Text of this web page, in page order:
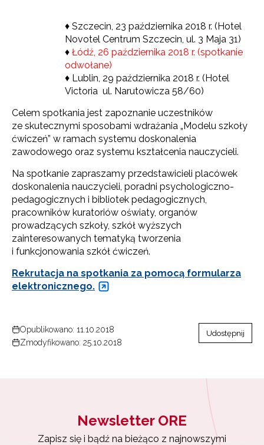
♦ Szczecin, 23 października 2018 r. (Hotel
Novotel Centrum Szczecin, ul. 3 Maja 31)
♦ Łódź, 26 października 2018 r. (spotkanie
odwołane)
♦ Lublin, 29 października 2018 r. (Hotel
Victoria ul. Narutowicza 58/60)
Celem spotkania jest zapoznanie uczestników
ze skutecznymi sposobami wdrażania „Modelu szkoły
ćwiczeń” w ramach systemu doskonalenia
zawodowego oraz systemu kształcenia nauczycieli.
Na spotkanie zapraszamy przedstawicieli placówek
doskonalenia nauczycieli, poradni psychologiczno-
pedagogicznych i bibliotek pedagogicznych,
pracowników kuratoriów oświaty, organów
prowadzących szkoły, szkół wyższych
zainteresowanych tematyką tworzenia
i funkcjonowania szkół ćwiczeń.
Rekrutacja na spotkania za pomocą formularza
elektronicznego.
Opublikowano: 11.10.2018
Zmodyfikowano: 25.10.2018
Udostępnij
Newsletter ORE
Zapisz się i bądź na bieżąco z najnowszymi